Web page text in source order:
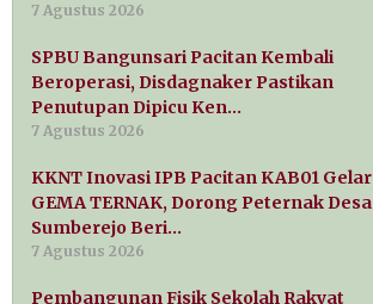
7 Agustus 2026
SPBU Bangunsari Pacitan Kembali
Beroperasi, Disdagnaker Pastikan
Penutupan Dipicu Ken…
7 Agustus 2026
KKNT Inovasi IPB Pacitan KAB01 Gelar
GEMA TERNAK, Dorong Peternak Desa
Sumberejo Beri…
7 Agustus 2026
Pembangunan Fisik Sekolah Rakyat